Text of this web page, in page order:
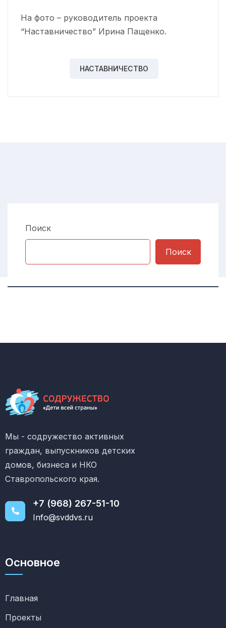
На фото – руководитель проекта
“Наставничество” Ирина Пащенко.
НАСТАВНИЧЕСТВО
Поиск
Поиск
Мы - содружество активных
граждан, выпускников детских
домов, бизнеса и НКО
Ставропольского края.
+7 (968) 267-51-10
Info@svddvs.ru
Основное
Главная
Проекты